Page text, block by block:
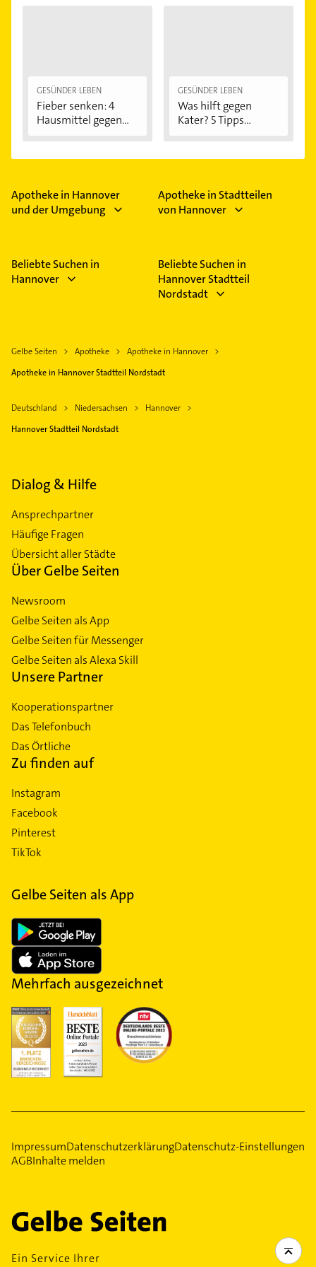
GESÜNDER LEBEN
Fieber senken: 4
Hausmittel gegen...
GESÜNDER LEBEN
Was hilft gegen
Kater? 5 Tipps...
Apotheke in Hannover
und der Umgebung
Apotheke in Stadtteilen
von Hannover
Beliebte Suchen in
Hannover
Beliebte Suchen in
Hannover Stadtteil
Nordstadt
Gelbe Seiten Apotheke
Apotheke in Hannover
Apotheke in Hannover Stadtteil Nordstadt
Deutschland Niedersachsen
Hannover
Hannover Stadtteil Nordstadt
Dialog & Hilfe
Ansprechpartner
Häufige Fragen
Übersicht aller Städte
Über Gelbe Seiten
Newsroom
Gelbe Seiten als App
Gelbe Seiten für Messenger
Gelbe Seiten als Alexa Skill
Unsere Partner
Kooperationspartner
Das Telefonbuch
Das Örtliche
Zu finden auf
Instagram
Facebook
Pinterest
TikTok
Gelbe Seiten als App
Mehrfach ausgezeichnet
ImpressumDatenschutzerklärungDatenschutz-Einstellungen
AGBInhalte melden
Ein Service Ihrer